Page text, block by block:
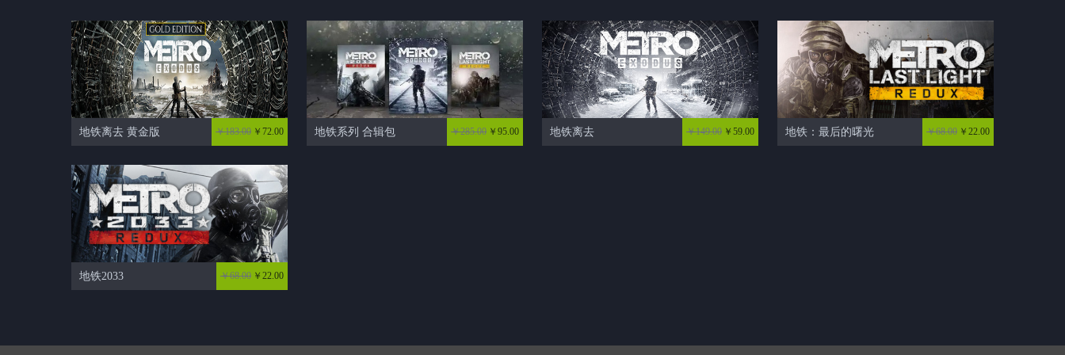
地铁离去 黄金版 ￥183.00 ￥72.00 地铁系列 合辑包 ￥285.00 ￥95.00 地铁离去 ￥149.00 ￥59.00 地铁：最后的曙光 ￥68.00 ￥22.00
地铁2033 ￥68.00 ￥22.00